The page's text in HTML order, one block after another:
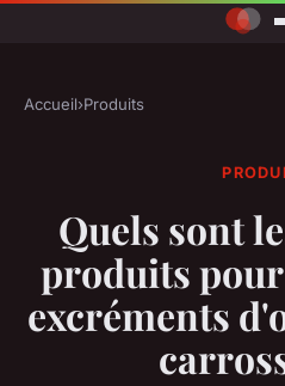
Accueil›Produits
Quels sont
produits
excréments